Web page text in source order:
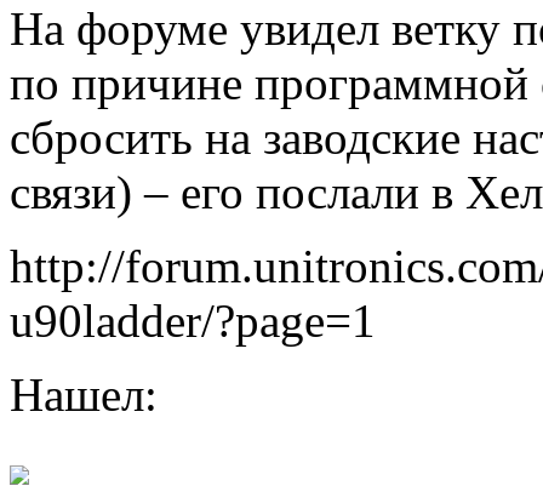
На форуме увидел ветку
по причине
сбросить на заводские
связи) – его послали в
http://
u90ladder/?page=1
Нашел: